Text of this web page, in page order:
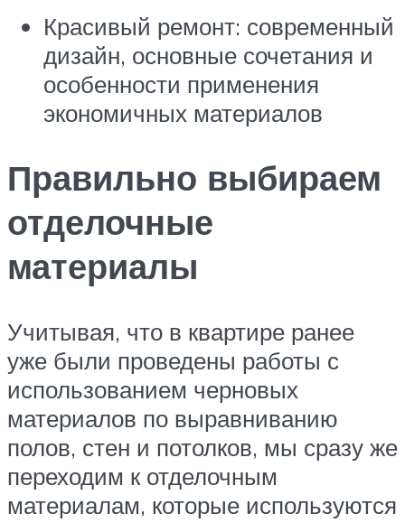
Красивый ремонт: современный
дизайн, основные сочетания и
особенности применения
экономичных материалов
Правильно выбираем
отделочные
материалы
Учитывая, что в квартире ранее
уже были проведены работы с
использованием черновых
материалов по выравниванию
полов, стен и потолков, мы сразу же
переходим к отделочным
материалам, которые используются